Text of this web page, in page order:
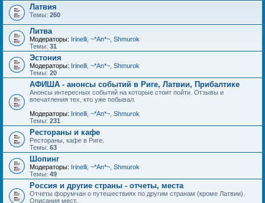
Латвия
Темы: 260
Литва
Модераторы: Irinelli ~*An*~ Shmurok
Темы: 31
Эстония
Модераторы: Irinelli ~*An*~ Shmurok
Темы: 20
АФИША - анонсы событий в Риге, Латвии, Прибалтике
Анонсы интересных событий на которые стоит пойти. Отзывы и
впечатления тех, кто уже побывал.
Модераторы: Irinelli ~*An*~ Shmurok
Темы: 231
Рестораны и кафе
Рестораны, кафе в Риге.
Темы: 63
Шопинг
Модераторы: Irinelli ~*An*~ Shmurok
Темы: 49
Россия и другие страны - отчеты, места
Отчеты форумчан о путешествиях по другим странам (кроме Латвии).
Описания мест.